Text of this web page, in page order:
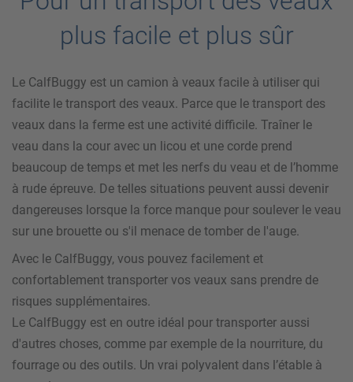
plus facile et plus sûr
Le CalfBuggy est un camion à veaux facile à utiliser qui
facilite le transport des veaux. Parce que le transport des
veaux dans la ferme est une activité difficile. Traîner le
veau dans la cour avec un licou et une corde prend
beaucoup de temps et met les nerfs du veau et de l’homme
à rude épreuve. De telles situations peuvent aussi devenir
dangereuses lorsque la force manque pour soulever le veau
sur une brouette ou s'il menace de tomber de l'auge.
Avec le CalfBuggy, vous pouvez facilement et
confortablement transporter vos veaux sans prendre de
risques supplémentaires.
Le CalfBuggy est en outre idéal pour transporter aussi
d'autres choses, comme par exemple de la nourriture, du
fourrage ou des outils. Un vrai polyvalent dans l’étable à